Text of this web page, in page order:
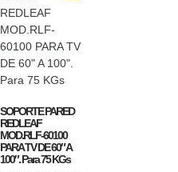
SOPORTE PARED
REDLEAF
MOD.RLF-60100
PARA TV DE 60″ A
100″. Para 75 KGs